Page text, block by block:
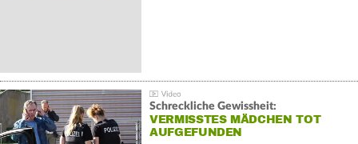
Schreckliche Gewissheit:
VERMISSTES MÄDCHEN TOT
AUFGEFUNDEN